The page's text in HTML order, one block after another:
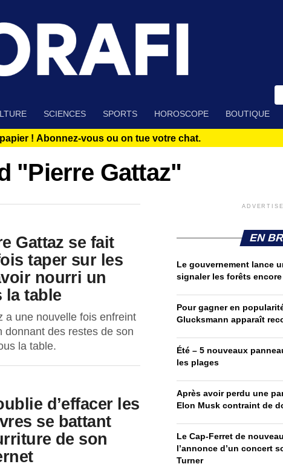
SCIENCES SPORTS HOROSCOPE BOUTIQUE
! Abonnez-vous ou on tue votre chat.
"Pierre Gattaz"
Gattaz se fait
taper sur les
nourri un
la table
a une nouvelle fois enfreint
donnant des restes de son
la table.
d’effacer les
se battant
de son
EN
Le gouvernement lance
signaler les forêts
Pour gagner en
Glucksmann apparaît
Été – 5 nouveaux
les plages
Après avoir perdu une
Elon Musk contraint de
Le Cap-Ferret de
l’annonce d’un concert
Turner